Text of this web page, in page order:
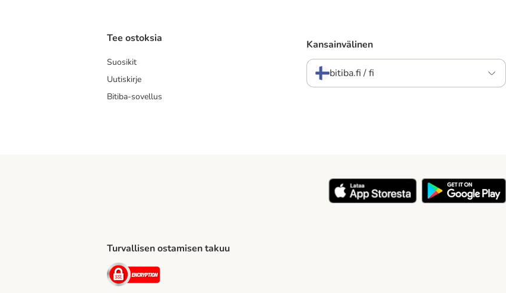
Tee ostoksia
Suosikit
Uutiskirje
Bitiba-sovellus
Kansainvälinen
bitiba.fi / fi
Turvallisen ostamisen takuu
Security